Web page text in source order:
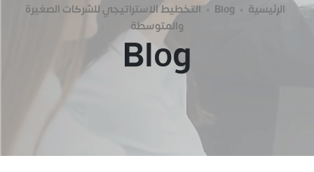
الرئيسية »
Blog
» التخطيط الاستراتيجي للشركات الصغيرة
والمتوسطة
Blog